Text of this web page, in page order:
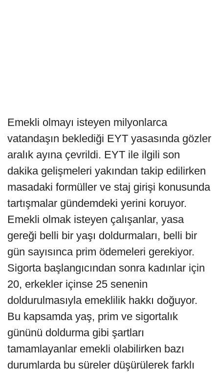
Emekli olmayı isteyen milyonlarca
vatandaşın beklediği EYT yasasında gözler
aralık ayına çevrildi. EYT ile ilgili son
dakika gelişmeleri yakından takip edilirken
masadaki formüller ve staj girişi konusunda
tartışmalar gündemdeki yerini koruyor.
Emekli olmak isteyen çalışanlar, yasa
gereği belli bir yaşı doldurmaları, belli bir
gün sayısınca prim ödemeleri gerekiyor.
Sigorta başlangıcından sonra kadınlar için
20, erkekler içinse 25 senenin
doldurulmasıyla emeklilik hakkı doğuyor.
Bu kapsamda yaş, prim ve sigortalık
gününü doldurma gibi şartları
tamamlayanlar emekli olabilirken bazı
durumlarda bu süreler düşürülerek farklı